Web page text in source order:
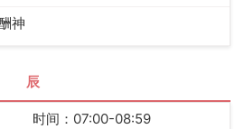
神
辰
时间：07:00-08:59